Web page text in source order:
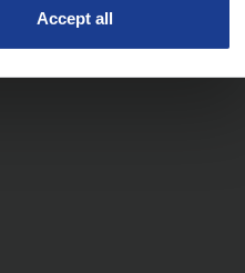
Accept all